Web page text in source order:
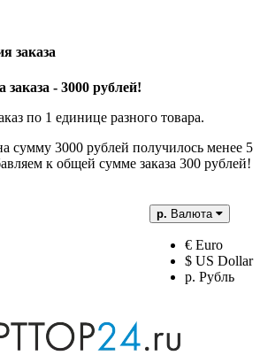
заказа
- 3000 рублей!
по 1 единице разного товара.
сумму 3000 рублей получилось менее 5
к общей сумме заказа 300 рублей!
р. Валюта
€ Euro
$ US Dollar
р. Рубль